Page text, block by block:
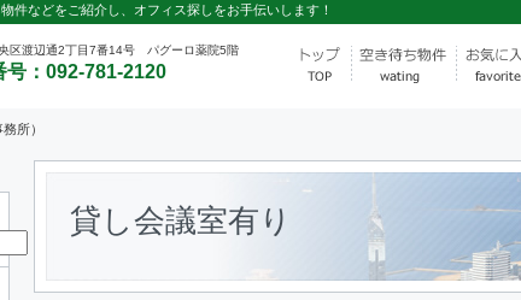
件などをご紹介し、オフィス探しをお手伝いします！
区渡辺通2丁目7番14号 パグーロ薬院5階
号：092-781-2120
所）
貸し会議室有り